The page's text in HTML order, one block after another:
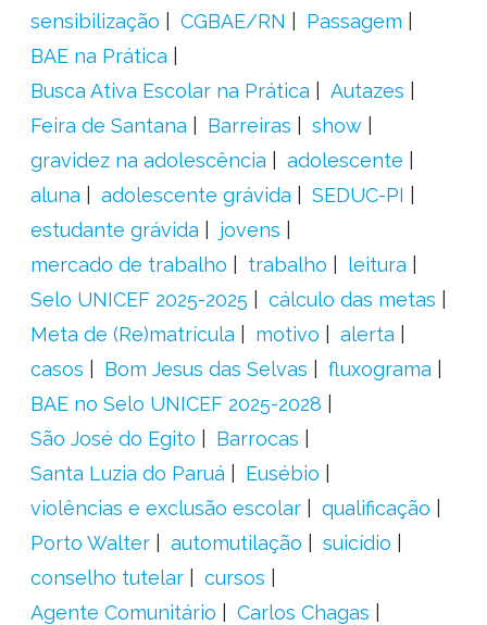
sensibilização
CGBAE/RN
Passagem
BAE na Prática
Busca Ativa Escolar na Prática
Autazes
Feira de Santana
Barreiras
show
gravidez na adolescência
adolescente
aluna
adolescente grávida
SEDUC-PI
estudante grávida
jovens
mercado de trabalho
trabalho
leitura
Selo UNICEF 2025-2025
cálculo das metas
Meta de (Re)matrícula
motivo
alerta
casos
Bom Jesus das Selvas
fluxograma
BAE no Selo UNICEF 2025-2028
São José do Egito
Barrocas
Santa Luzia do Paruá
Eusébio
violências e exclusão escolar
qualificação
Porto Walter
automutilação
suicídio
conselho tutelar
cursos
Agente Comunitário
Carlos Chagas